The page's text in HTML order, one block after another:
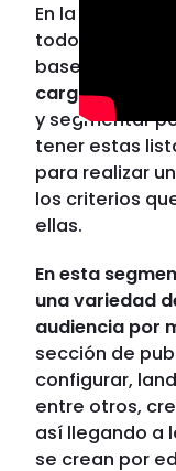
En la sección
todos los
base de datos,
carga de tus
y segmentar
tener estas
para realizar
los criterios
ellas.
En esta
una variedad
audiencia por
sección de
configurar,
entre otros,
así llegando a
se crean por